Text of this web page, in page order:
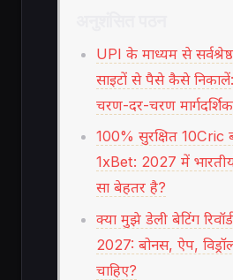
UPI के माध्यम से
साइटों से पैसे कैसे
चरण-दर-चरण
100% सुरक्षित 10Cric
1xBet: 2027 में
सा बेहतर है?
क्या मुझे डेली बेटिंग रिवॉर्ड
2027: बोनस, ऐप,
चाहिए?